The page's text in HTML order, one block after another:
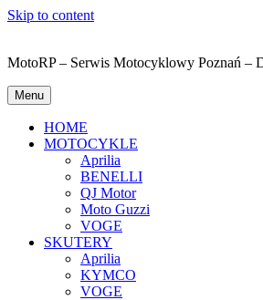
Skip to content
MotoRP – Serwis Motocyklowy Poznań
Menu
HOME
MOTOCYKLE
Aprilia
BENELLI
QJ Motor
Moto Guzzi
VOGE
SKUTERY
Aprilia
KYMCO
VOGE